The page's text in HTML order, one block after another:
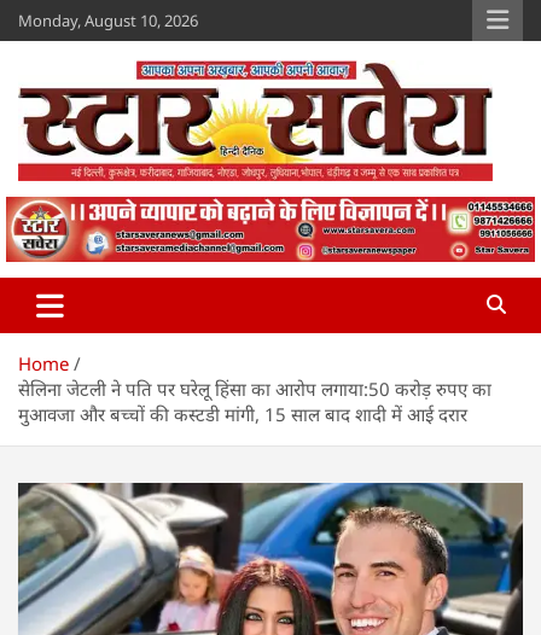
Skip
to
Monday, August 10, 2026
Star Savera
www.starsavera.com
Home
सेलिना जेटली ने पति पर घरेलू हिंसा का आरोप लगाया:50 करोड़ रुपए का
मुआवजा और बच्चों की कस्टडी मांगी, 15 साल बाद शादी में आई दरार